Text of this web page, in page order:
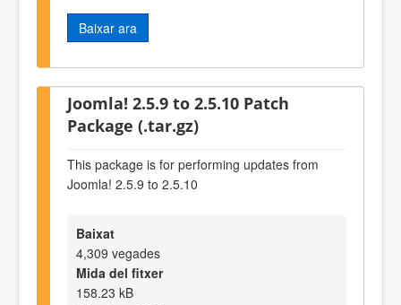
Baixar ara
Joomla! 2.5.9 to 2.5.10 Patch
Package (.tar.gz)
This package is for performing updates from
Joomla! 2.5.9 to 2.5.10
Baixat
4,309 vegades
Mida del fitxer
158.23 kB